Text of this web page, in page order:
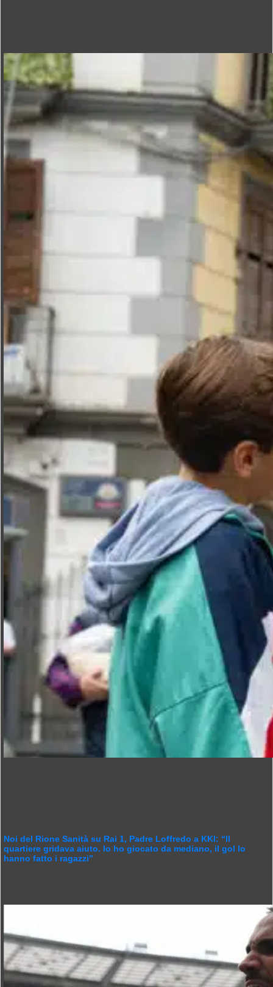
Noi del Rione Sanità su Rai 1, Padre Loffredo a KKI: “Il
quartiere gridava aiuto. Io ho giocato da mediano, il gol lo
hanno fatto i ragazzi”